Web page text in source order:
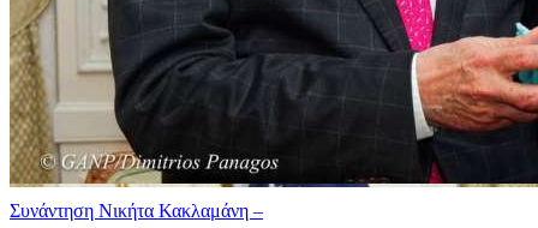
Συνάντηση Νικήτα Κακλαμάνη –